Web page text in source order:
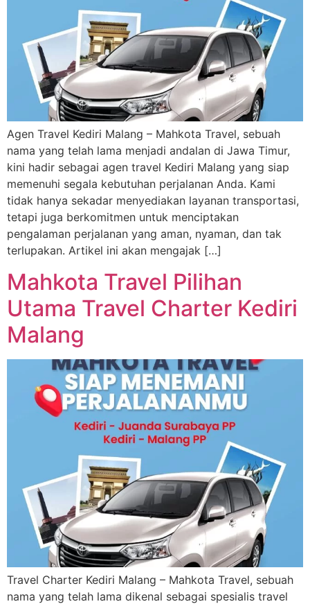
Agen Travel Kediri Malang – Mahkota Travel, sebuah
nama yang telah lama menjadi andalan di Jawa Timur,
kini hadir sebagai agen travel Kediri Malang yang siap
memenuhi segala kebutuhan perjalanan Anda. Kami
tidak hanya sekadar menyediakan layanan transportasi,
tetapi juga berkomitmen untuk menciptakan
pengalaman perjalanan yang aman, nyaman, dan tak
terlupakan. Artikel ini akan mengajak […]
Mahkota Travel Pilihan
Utama Travel Charter Kediri
Malang
Travel Charter Kediri Malang – Mahkota Travel, sebuah
nama yang telah lama dikenal sebagai spesialis travel